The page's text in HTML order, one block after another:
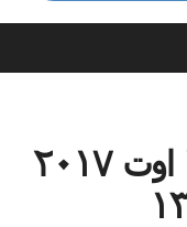
آیه قوت یکشنبه ۲۷ اوت ۲۰۱۷